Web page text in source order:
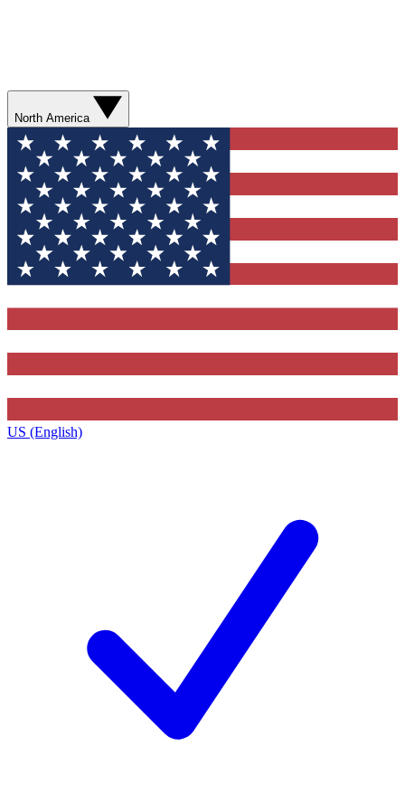
North America
US (English)